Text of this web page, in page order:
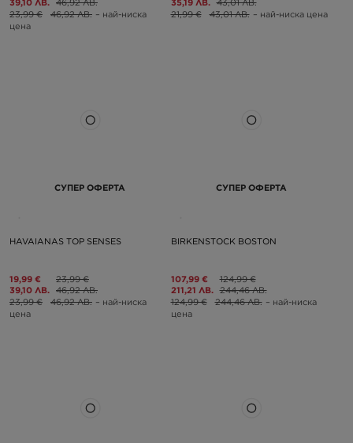
23,99 €
46,92 ЛВ. – най-ниска
цена
21,99 €
43,01 ЛВ. – най-ниска цена
СУПЕР ОФЕРТА
HAVAIANAS TOP SENSES
19,99 €
39,10 ЛВ.
23,99 €
46,92 ЛВ.
23,99 €
46,92 ЛВ. – най-ниска
цена
СУПЕР ОФЕРТА
BIRKENSTOCK BOSTON
107,99 €
211,21 ЛВ.
124,99 €
244,46 ЛВ.
124,99 €
244,46 ЛВ. – най-ниска
цена